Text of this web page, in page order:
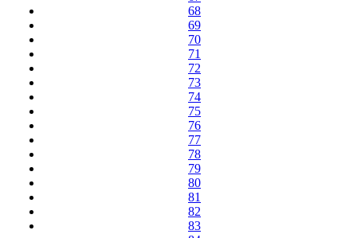
68
69
70
71
72
73
74
75
76
77
78
79
80
81
82
83